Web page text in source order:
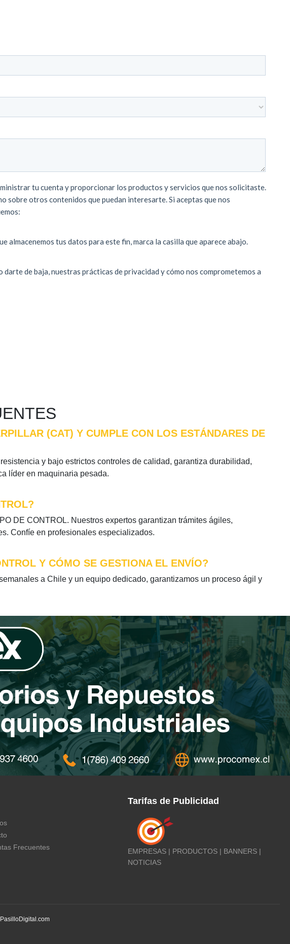
(CAT) Y CUMPLE CON LOS ESTÁNDARES DE
y bajo estrictos controles de calidad, garantiza durabilidad,
líder en maquinaria pesada.
DE CONTROL. Nuestros expertos garantizan trámites ágiles,
Confíe en profesionales especializados.
Y CÓMO SE GESTIONA EL ENVÍO?
a Chile y un equipo dedicado, garantizamos un proceso ágil y
Frecuentes
Tarifas de Publicidad
EMPRESAS | PRODUCTOS | BANNERS |
NOTICIAS
PasilloDigital.com